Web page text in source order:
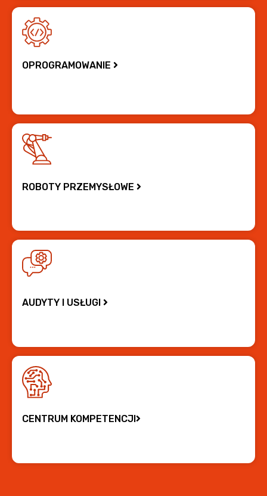
OPROGRAMOWANIE
ROBOTY PRZEMYSŁOWE
AUDYTY I USŁUGI
CENTRUM KOMPETENCJI